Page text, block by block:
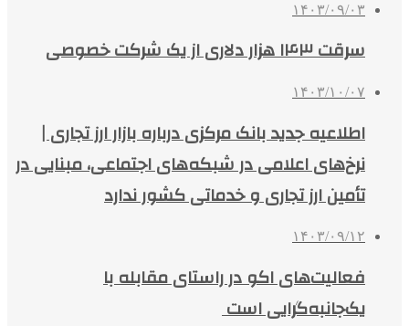
۱۴۰۳/۰۹/۰۳
سرقت ۱۴۳ هزار دلاری از یک شرکت خصوصی
۱۴۰۳/۱۰/۰۷
اطلاعیه جدید بانک مرکزی درباره بازار ارز تجاری |
نرخ‌های اعلامی در شبکه‌های اجتماعی، مبنایی در
تأمین ارز تجاری و خدماتی کشور ندارد
۱۴۰۳/۰۹/۱۲
فعالیت‌های اکو در راستای مقابله با
یک‌جانبه‌گرایی است